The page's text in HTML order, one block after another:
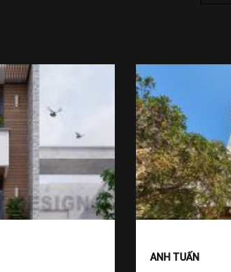
ANH TUẤN